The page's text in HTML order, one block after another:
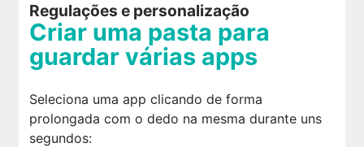
Regulações e personalização
Criar uma pasta para
guardar várias apps
Seleciona uma app clicando de forma
prolongada com o dedo na mesma durante uns
segundos: